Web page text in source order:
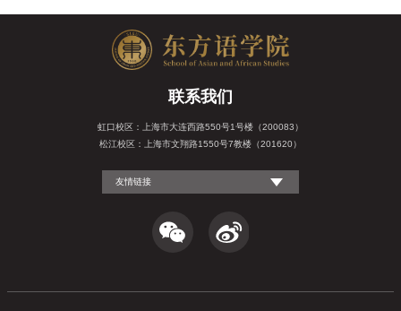
联系我们
虹口校区：上海市大连西路550号1号楼（200083）
松江校区：上海市文翔路1550号7教楼（201620）
友情链接